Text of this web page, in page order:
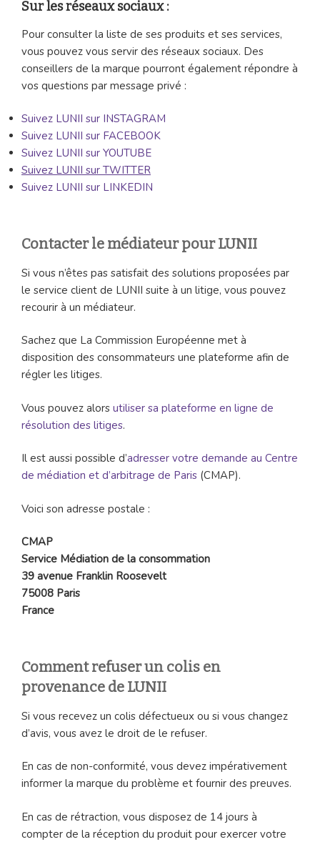
Sur les réseaux sociaux :
Pour consulter la liste de ses produits et ses services,
vous pouvez vous servir des réseaux sociaux. Des
conseillers de la marque pourront également répondre à
vos questions par message privé :
Suivez LUNII sur INSTAGRAM
Suivez LUNII sur FACEBOOK
Suivez LUNII sur YOUTUBE
Suivez LUNII sur TWITTER
Suivez LUNII sur LINKEDIN
Contacter le médiateur pour LUNII
Si vous n’êtes pas satisfait des solutions proposées par
le service client de LUNII suite à un litige, vous pouvez
recourir à un médiateur.
Sachez que La Commission Européenne met à
disposition des consommateurs une plateforme afin de
régler les litiges.
Vous pouvez alors utiliser sa plateforme en ligne de
résolution des litiges.
Il est aussi possible d’adresser votre demande au Centre
de médiation et d’arbitrage de Paris (CMAP).
Voici son adresse postale :
CMAP
Service Médiation de la consommation
39 avenue Franklin Roosevelt
75008 Paris
France
Comment refuser un colis en
provenance de LUNII
Si vous recevez un colis défectueux ou si vous changez
d’avis, vous avez le droit de le refuser.
En cas de non-conformité, vous devez impérativement
informer la marque du problème et fournir des preuves.
En cas de rétraction, vous disposez de 14 jours à
compter de la réception du produit pour exercer votre